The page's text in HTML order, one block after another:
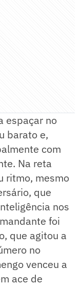
espaçar no
barato e,
com
Na reta
ritmo, mesmo
que
nos
foi
que agitou a
no
venceu a
ace de